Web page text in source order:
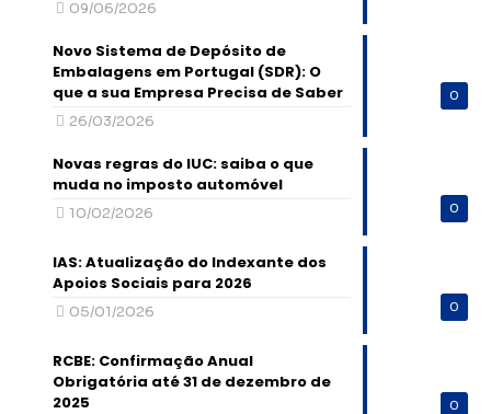
09/06/2026
0
Novo Sistema de Depósito de
Embalagens em Portugal (SDR): O
que a sua Empresa Precisa de Saber
26/03/2026
0
Novas regras do IUC: saiba o que
muda no imposto automóvel
10/02/2026
0
IAS: Atualização do Indexante dos
Apoios Sociais para 2026
05/01/2026
0
RCBE: Confirmação Anual
Obrigatória até 31 de dezembro de
2025